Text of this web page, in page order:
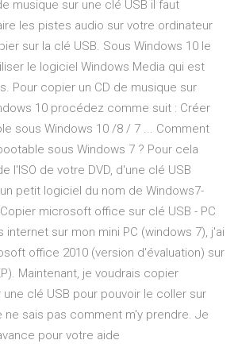
musique sur une clé USB il faut
les pistes audio sur votre ordinateur
sur la clé USB. Sous Windows 10 le
le logiciel Windows Media qui est
Pour copier un CD de musique sur
10 procédez comme suit : Créer
sous Windows 10 /8 / 7 ... Comment
sous Windows 7 ? Pour cela
l'ISO de votre DVD, d'une clé USB
petit logiciel du nom de Windows7-
microsoft office sur clé USB - PC
internet sur mon mini PC (windows 7), j'ai
office 2010 (version d'évaluation) sur
Maintenant, je voudrais copier
clé USB pour pouvoir le coller sur
ne sais pas comment m'y prendre. Je
pour votre aide